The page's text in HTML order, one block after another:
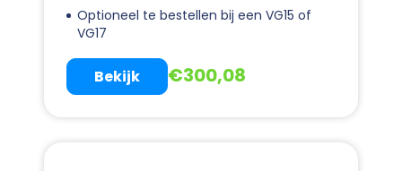
Optioneel te bestellen bij een VG15 of
VG17
€300,08
Bekijk